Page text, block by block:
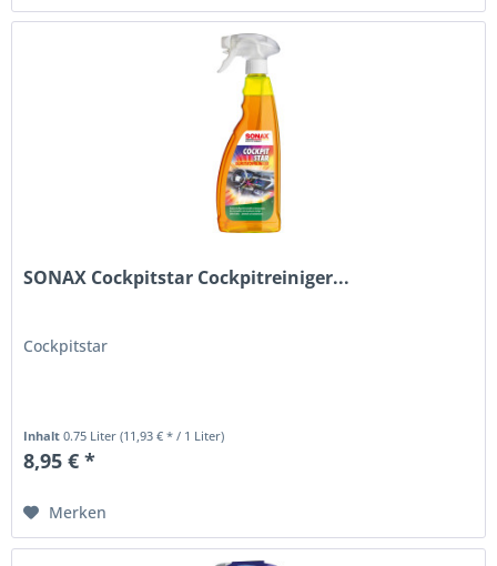
SONAX Cockpitstar Cockpitreiniger...
Cockpitstar
Inhalt0.75 Liter(11,93 € * / 1 Liter)
8,95 € *
Merken